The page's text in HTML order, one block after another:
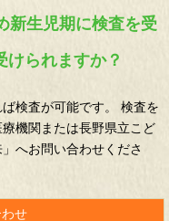
新生児期に検査を受
られますか？
検査が可能です。 検査を
機関または長野県立こど
へお問い合わせくださ